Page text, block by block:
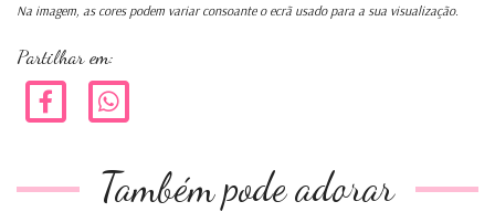
Na imagem, as cores podem variar consoante o ecrã usado para a sua visualização.
Partilhar em:
Também pode adorar